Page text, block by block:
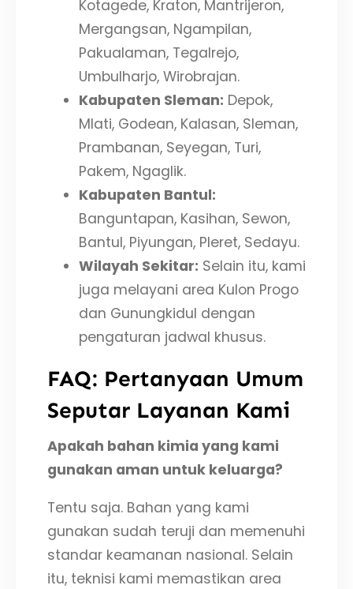
Kotagede, Kraton, Mantrijeron,
Mergangsan, Ngampilan,
Pakualaman, Tegalrejo,
Umbulharjo, Wirobrajan.
Kabupaten Sleman: Depok,
Mlati, Godean, Kalasan, Sleman,
Prambanan, Seyegan, Turi,
Pakem, Ngaglik.
Kabupaten Bantul:
Banguntapan, Kasihan, Sewon,
Bantul, Piyungan, Pleret, Sedayu.
Wilayah Sekitar: Selain itu, kami
juga melayani area Kulon Progo
dan Gunungkidul dengan
pengaturan jadwal khusus.
FAQ: Pertanyaan Umum
Seputar Layanan Kami
Apakah bahan kimia yang kami
gunakan aman untuk keluarga?
Tentu saja. Bahan yang kami
gunakan sudah teruji dan memenuhi
standar keamanan nasional. Selain
itu, teknisi kami memastikan area